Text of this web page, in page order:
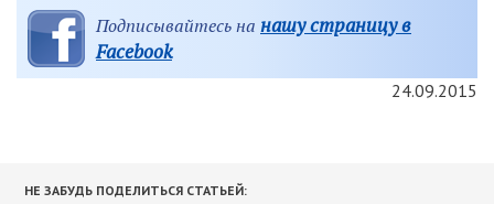
Подписывайтесь на нашу страницу в
Facebook
24.09.2015
НЕ ЗАБУДЬ ПОДЕЛИТЬСЯ СТАТЬЕЙ: